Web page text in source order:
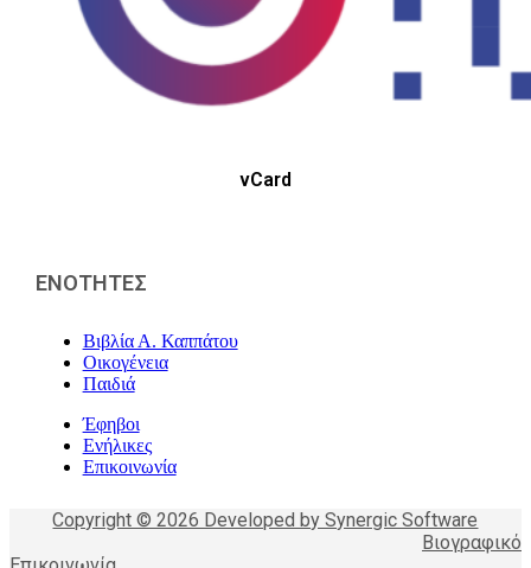
vCard
ΕΝΟΤΗΤΕΣ
Βιβλία Α. Καππάτου
Οικογένεια
Παιδιά
Έφηβοι
Ενήλικες
Επικοινωνία
Copyright © 2026 Developed by Synergic Software
Βιογραφικό